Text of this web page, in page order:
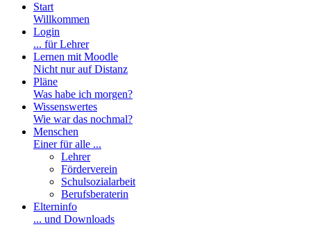
Start
Willkommen
Login
... für Lehrer
Lernen mit Moodle
Nicht nur auf Distanz
Pläne
Was habe ich morgen?
Wissenswertes
Wie war das nochmal?
Menschen
Einer für alle ...
Lehrer
Förderverein
Schulsozialarbeit
Berufsberaterin
Elterninfo
... und Downloads